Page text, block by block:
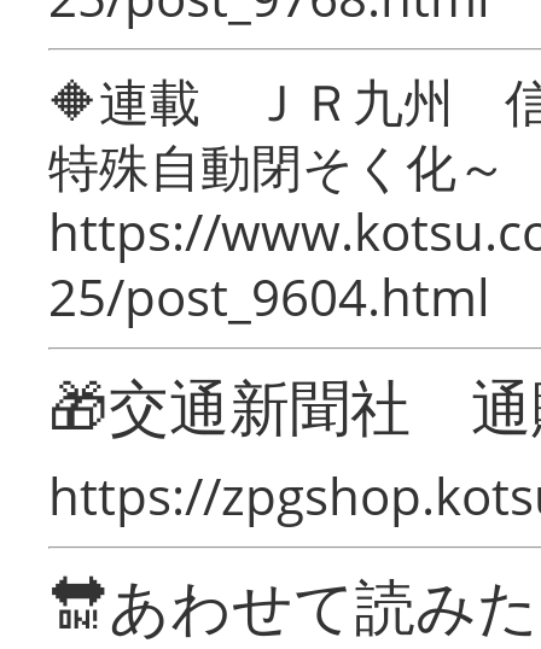
🔶連載 ＪＲ九州 信
特殊自動閉そく化～
https://
25/post_9604.html
🎁交通新聞社
https://
🔛あわせて読み